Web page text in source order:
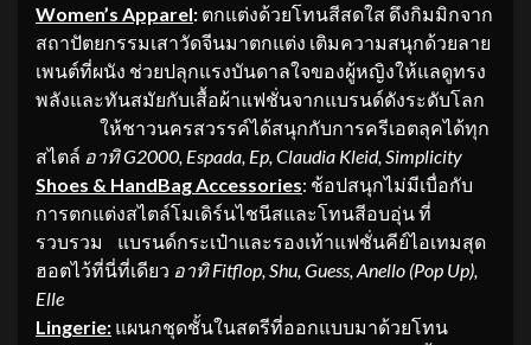
Women’s Apparel: ตกแต่งด้วยโทนสีสดใส ดึงกิมมิกจาก
สถาปัตยกรรมเสาวัดจีนมาตกแต่ง เติมความสนุกด้วยลาย
เพนต์ที่ผนัง ช่วยปลุกแรงบันดาลใจของผู้หญิงให้แลดูทรง
พลังและทันสมัยกับเสื้อผ้าแฟชั่นจากแบรนด์ดังระดับโลก
ให้ชาวนครสวรรค์ได้สนุกกับการครีเอตลุคได้ทุก
สไตล์ อาทิG2000, Espada, Ep, Claudia Kleid, Simplicity
Shoes & HandBag Accessories: ช้อปสนุกไม่มีเบื่อกับ
การตกแต่งสไตล์โมเดิร์นไชนีสและโทนสีอบอุ่น ที่
รวบรวม แบรนด์กระเป๋าและรองเท้าแฟชั่นคีย์ไอเทมสุด
ฮอตไว้ที่นี่ที่เดียว อาทิFitflop, Shu, Guess, Anello (Pop Up),
Elle
Lingerie: แผนกชุดชั้นในสตรีที่ออกแบบมาด้วยโทน